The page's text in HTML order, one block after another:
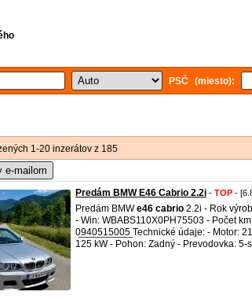
PSČ (miesto):
1-20 inzerátov z 185
e-mailom
Predám BMW E46 Cabrio 2.2i - TOP -
Predám BMWe46 cabrio 2.2i - Rok
- Win: WBABS110X0PH75503 - Počet
0̲9̲4̲0̲5̲1̲5̲0̲0̲5̲ Technické údaje: - Motor:
125 kW - Pohon: Zadný - Prevodovka: 5-